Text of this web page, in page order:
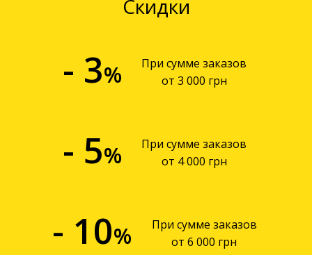
Скидки
- 3%
При сумме заказов
от 3 000 грн
- 5%
При сумме заказов
от 4 000 грн
- 10%
При сумме заказов
от 6 000 грн